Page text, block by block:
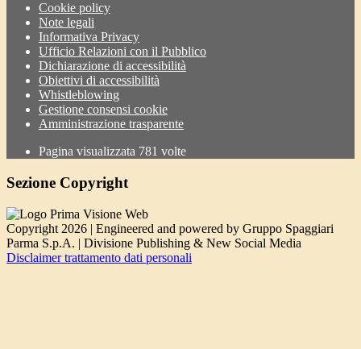
Cookie policy
Note legali
Informativa Privacy
Ufficio Relazioni con il Pubblico
Dichiarazione di accessibilità
Obiettivi di accessibilità
Whistleblowing
Gestione consensi cookie
Amministrazione trasparente
Pagina visualizzata 781 volte
Sezione Copyright
Copyright 2026 | Engineered and powered by Gruppo Spaggiari
Parma S.p.A. | Divisione Publishing & New Social Media
Disclaimer trattamento dati personali